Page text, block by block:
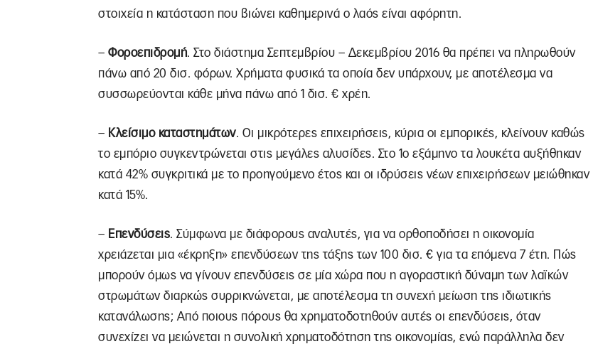
στοιχεία η κατάσταση που βιώνει καθημερινά ο λαός είναι αφόρητη.
– Φοροεπιδρομή. Στο διάστημα Σεπτεμβρίου – Δεκεμβρίου 2016 θα πρέπει να πληρωθούν
πάνω από 20 δισ. φόρων. Χρήματα φυσικά τα οποία δεν υπάρχουν, με αποτέλεσμα να
συσσωρεύονται κάθε μήνα πάνω από 1 δισ. € χρέη.
– Κλείσιμο καταστημάτων. Οι μικρότερες επιχειρήσεις, κύρια οι εμπορικές, κλείνουν καθώς
το εμπόριο συγκεντρώνεται στις μεγάλες αλυσίδες. Στο 1ο εξάμηνο τα λουκέτα αυξήθηκαν
κατά 42% συγκριτικά με το προηγούμενο έτος και οι ιδρύσεις νέων επιχειρήσεων μειώθηκαν
κατά 15%.
– Επενδύσεις. Σύμφωνα με διάφορους αναλυτές, για να ορθοποδήσει η οικονομία
χρειάζεται μια «έκρηξη» επενδύσεων της τάξης των 100 δισ. € για τα επόμενα 7 έτη. Πώς
μπορούν όμως να γίνουν επενδύσεις σε μία χώρα που η αγοραστική δύναμη των λαϊκών
στρωμάτων διαρκώς συρρικνώνεται, με αποτέλεσμα τη συνεχή μείωση της ιδιωτικής
κατανάλωσης; Από ποιους πόρους θα χρηματοδοτηθούν αυτές οι επενδύσεις, όταν
συνεχίζει να μειώνεται η συνολική χρηματοδότηση της οικονομίας, ενώ παράλληλα δεν